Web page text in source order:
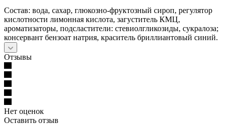
Состав: вода, сахар, глюкозно-фруктозный сироп, регулятор
кислотности лимонная кислота, загуститель КМЦ,
ароматизаторы, подсластители: стевиолгликозиды, сукралоза;
консервант бензоат натрия, краситель бриллиантовый синий.
Отзывы
Нет оценок
Оставить отзыв